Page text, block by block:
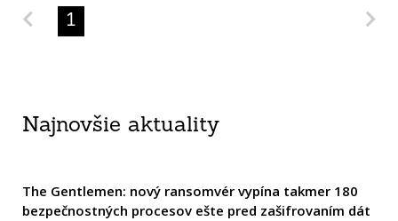
Predchádzajúca strana
1
Najnovšie aktuality
The Gentlemen: nový ransomvér vypína takmer 180
bezpečnostných procesov ešte pred zašifrovaním dát